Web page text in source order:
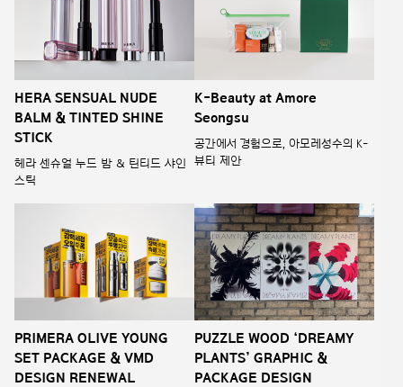
HERA SENSUAL NUDE
BALM & TINTED SHINE
STICK
헤라 센슈얼 누드 밤 & 틴티드 샤인
스틱
K-Beauty at Amore
Seongsu
공간에서 경험으로, 아모레성수의 K-
뷰티 제안
PRIMERA OLIVE YOUNG
SET PACKAGE & VMD
DESIGN RENEWAL
PUZZLE WOOD ‘DREAMY
PLANTS’ GRAPHIC &
PACKAGE DESIGN